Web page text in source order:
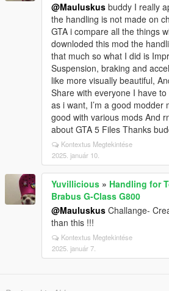
@Mauluskus buddy I really
the handling is not made on
GTA i compare all the things
downloded this mod the
that much so what I did is
Suspension, braking and
like more visually beautiful,
Share with everyone I have
as i want, I’m a good modder
good with various mods And
about GTA 5 Files Thanks
Kontextus Megtekintése
2025. január 10.
Yuvillicious » Handling for
Brabus G-Class G800
@Mauluskus Challange-
than this !!!
Kontextus Megtekintése
2025. január 7.